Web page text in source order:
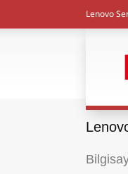
Lenovo